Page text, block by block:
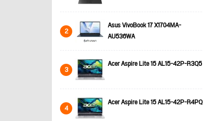
2
Asus VivoBook 17 X1704MA-
AU536WA
3 Acer Aspire Lite 15 AL15-42P-R3Q5
4 Acer Aspire Lite 15 AL15-42P-R4PQ